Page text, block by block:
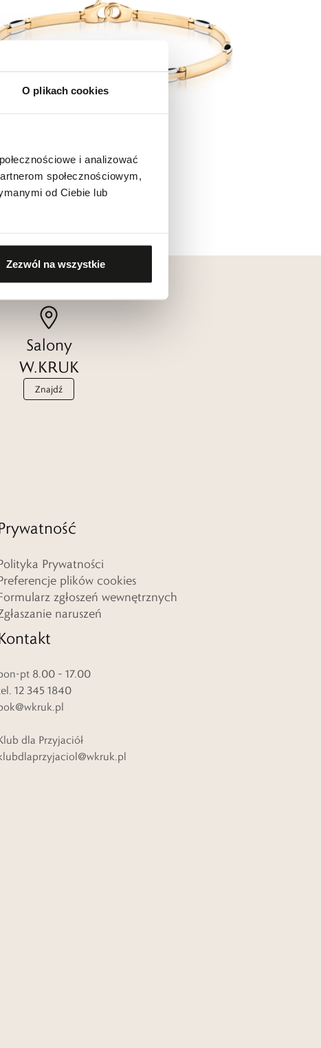
O plikach cookies
i analizować
społecznościowym,
od Ciebie lub
Zezwól na wszystkie
Salony
W.KRUK
Znajdź
Prywatności
plików cookies
zgłoszeń wewnętrznych
naruszeń
pt 8.00 – 17.00
12 345 1840
dla Przyjaciół